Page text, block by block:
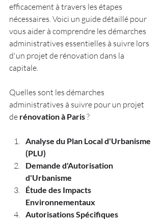
efficacement à travers les étapes
nécessaires. Voici un guide détaillé pour
vous aider à comprendre les démarches
administratives essentielles à suivre lors
d'un projet de rénovation dans la
capitale.
Quelles sont les démarches
administratives à suivre pour un projet
de rénovation à Paris ?
Analyse du Plan Local d'Urbanisme
(PLU)
Demande d'Autorisation
d'Urbanisme
Étude des Impacts
Environnementaux
Autorisations Spécifiques